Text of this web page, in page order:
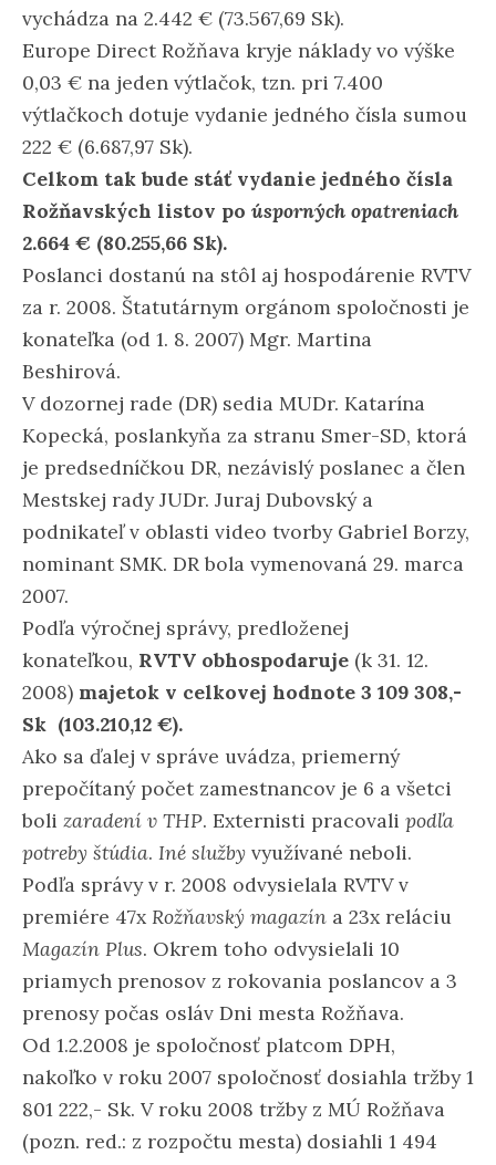
vychádza na 2.442 € (73.567,69 Sk).
Europe Direct Rožňava kryje náklady vo výške
0,03 € na jeden výtlačok, tzn. pri 7.400
výtlačkoch dotuje vydanie jedného čísla sumou
222 € (6.687,97 Sk).
Celkom tak bude stáť vydanie jedného čísla
Rožňavských listov po úsporných opatreniach
2.664 € (80.255,66 Sk).
Poslanci dostanú na stôl aj hospodárenie RVTV
za r. 2008. Štatutárnym orgánom spoločnosti je
konateľka (od 1. 8. 2007) Mgr. Martina
Beshirová.
V dozornej rade (DR) sedia MUDr. Katarína
Kopecká, poslankyňa za stranu Smer-SD, ktorá
je predsedníčkou DR, nezávislý poslanec a člen
Mestskej rady JUDr. Juraj Dubovský a
podnikateľ v oblasti video tvorby Gabriel Borzy,
nominant SMK. DR bola vymenovaná 29. marca
2007.
Podľa výročnej správy, predloženej
konateľkou, RVTV obhospodaruje (k 31. 12.
2008) majetok v celkovej hodnote 3 109 308,-
Sk (103.210,12 €).
Ako sa ďalej v správe uvádza, priemerný
prepočítaný počet zamestnancov je 6 a všetci
boli zaradení v THP. Externisti pracovali podľa
potreby štúdia. Iné služby využívané neboli.
Podľa správy v r. 2008 odvysielala RVTV v
premiére 47x Rožňavský magazín a 23x reláciu
Magazín Plus. Okrem toho odvysielali 10
priamych prenosov z rokovania poslancov a 3
prenosy počas osláv Dni mesta Rožňava.
Od 1.2.2008 je spoločnosť platcom DPH,
nakoľko v roku 2007 spoločnosť dosiahla tržby 1
801 222,- Sk. V roku 2008 tržby z MÚ Rožňava
(pozn. red.: z rozpočtu mesta) dosiahli 1 494